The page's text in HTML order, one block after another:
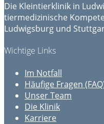
Die Kleintierklinik in
tiermedizinische
Ludwigsburg und
Wichtige Links
Im Notfall
Häufige Fragen
Unser Team
Die Klinik
Karriere